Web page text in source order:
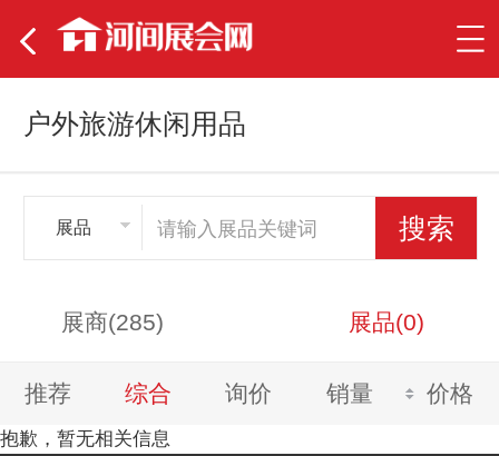
户外旅游休闲用品
展品
展商(285) 展品(0)
推荐 综合 询价 销量 价格
抱歉，暂无相关信息